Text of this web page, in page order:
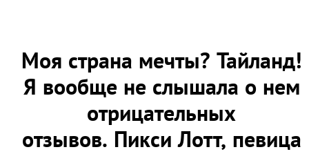
Моя страна мечты? Тайланд!
Я вообще не слышала о нем
отрицательных
отзывов. Пикси Лотт, певица